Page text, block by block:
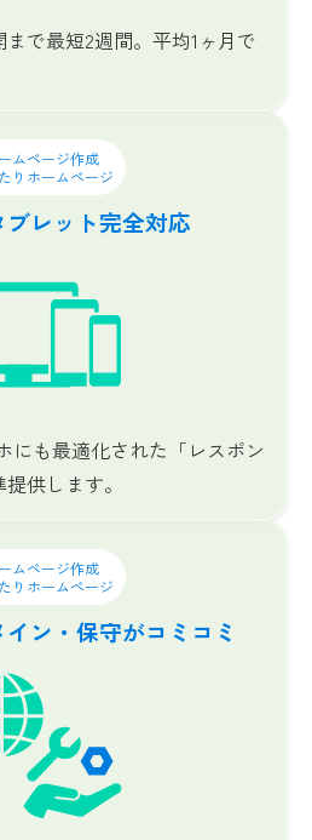
で最短2週間。平均1ヶ月で
ムページ作成
りホームページ
ブレット完全対応
にも最適化された「レスポン
供します。
ムページ作成
りホームページ
ン・ 保守がコミコミ